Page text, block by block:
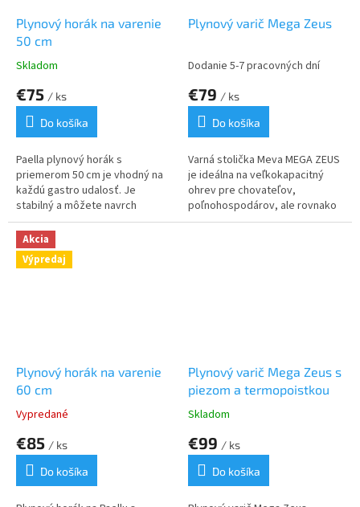
Plynový horák na varenie
50 cm
Skladom
€75 / ks
Do košíka
Paella plynový horák s
priemerom 50 cm je vhodný na
každú gastro udalosť. Je
stabilný a môžete navrch
položiť panvicu, alebo platňu na
grilovanie.
Plynový varič Mega Zeus
Dodanie 5-7 pracovných dní
€79 / ks
Do košíka
Varná stolička Meva MEGA ZEUS
je ideálna na veľkokapacitný
ohrev pre chovateľov,
poľnohospodárov, ale rovnako
je praktickým pomocníkom
Akcia
Výpredaj
Plynový horák na varenie
60 cm
Vypredané
€85 / ks
Do košíka
Plynový varič Mega Zeus s
piezom a termopoistkou
Skladom
€99 / ks
Do košíka